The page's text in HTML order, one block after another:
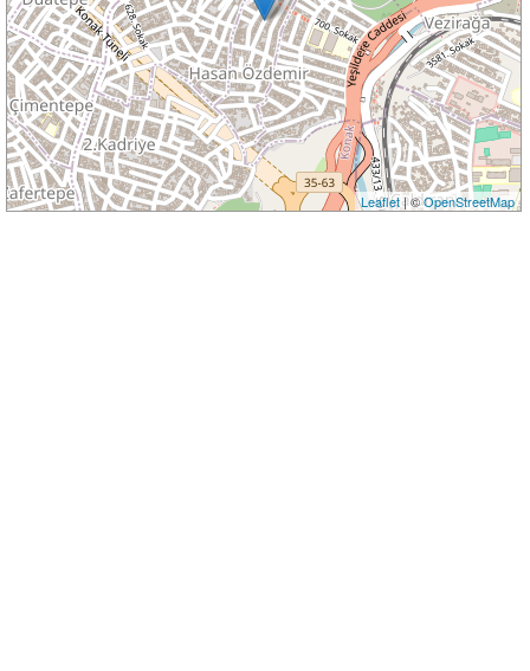
Leaflet| ©OpenStreetMap